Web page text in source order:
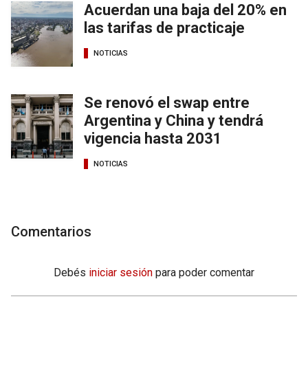
Acuerdan una baja del 20% en
las tarifas de practicaje
NOTICIAS
Se renovó el swap entre
Argentina y China y tendrá
vigencia hasta 2031
NOTICIAS
Comentarios
Debés iniciar sesión para poder comentar